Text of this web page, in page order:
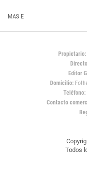
MAS E
Propietario:
Editor
Domicilio:
Teléfono:
Contacto
Todos